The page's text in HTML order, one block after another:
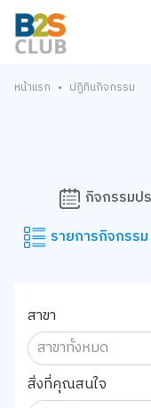
หน้าแรก • ปฏิทินกิจกรรม
กิจกรรมป
รายการกิจกรรม
สาขา
สิ่งที่คุณสนใจ